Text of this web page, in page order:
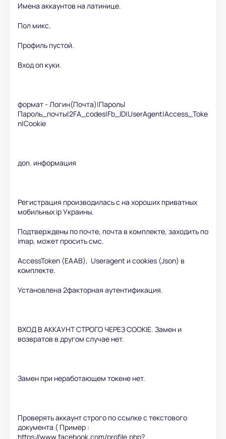
Имена аккаунтов на латинице.
Пол микс.
Профиль пустой.
Вход оп куки.
формат - Логин(Почта)|Пароль|
Пароль_почты|2FA_codes|Fb_ID|UserAgent|Access_Toke
n|Cookie
доп. информация
Регистрация производилась с на хороших приватных
мобильных ip Украины.
Подтверждены по почте, почта в комплекте, заходить по
imap, может просить смс.
AccessToken (EAAB), Useragent и cookies (Json) в
комплекте.
Установлена 2факторная аутентификация.
ВХОД В АККАУНТ СТРОГО ЧЕРЕЗ COOKIE. Замен и
возвратов в другом случае нет.
Замен при неработающем токене нет.
Проверять аккаунт строго по ссылке с текстового
документа ( Пример :
https://www.facebook.com/profile.php?